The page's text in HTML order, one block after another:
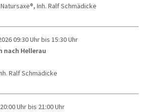
Inh. Ralf Schmädicke
09:30 Uhr bis 15:30 Uhr
nach Hellerau
Ralf Schmädicke
20:00 Uhr bis 21:00 Uhr